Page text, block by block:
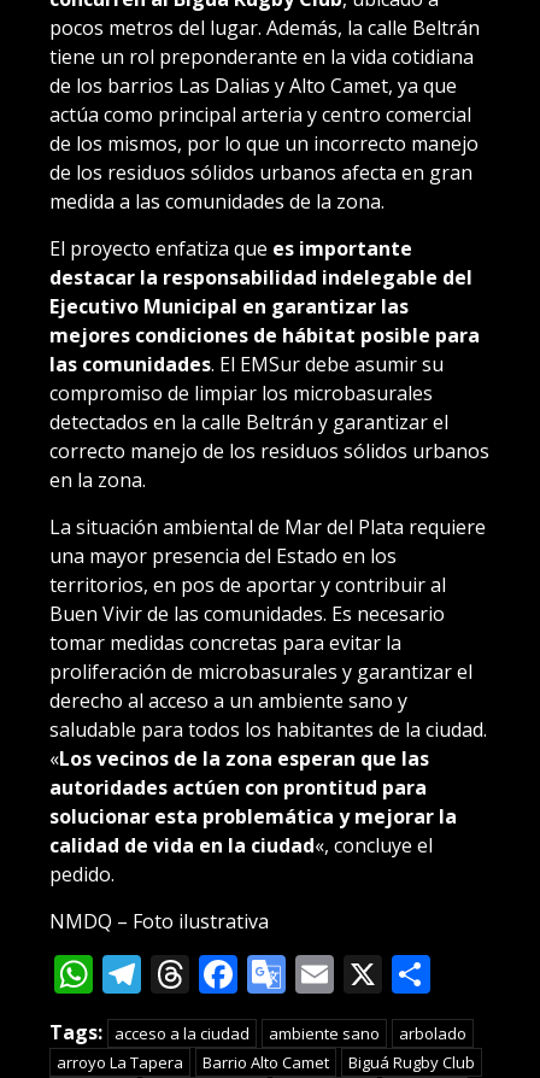
pocos metros del lugar. Además, la calle Beltrán
tiene un rol preponderante en la vida cotidiana
de los barrios Las Dalias y Alto Camet, ya que
actúa como principal arteria y centro comercial
de los mismos, por lo que un incorrecto manejo
de los residuos sólidos urbanos afecta en gran
medida a las comunidades de la zona.
El proyecto enfatiza que es importante
destacar la responsabilidad indelegable del
Ejecutivo Municipal en garantizar las
mejores condiciones de hábitat posible para
las comunidades. El EMSur debe asumir su
compromiso de limpiar los microbasurales
detectados en la calle Beltrán y garantizar el
correcto manejo de los residuos sólidos urbanos
en la zona.
La situación ambiental de Mar del Plata requiere
una mayor presencia del Estado en los
territorios, en pos de aportar y contribuir al
Buen Vivir de las comunidades. Es necesario
tomar medidas concretas para evitar la
proliferación de microbasurales y garantizar el
derecho al acceso a un ambiente sano y
saludable para todos los habitantes de la ciudad.
«Los vecinos de la zona esperan que las
autoridades actúen con prontitud para
solucionar esta problemática y mejorar la
calidad de vida en la ciudad«, concluye el
pedido.
NMDQ – Foto ilustrativa
WhatsApp
Telegram
Threads
Facebook
Google
Translate
Email
X
Tags: acceso a la ciudad ambiente sano
arbolado
arroyo La Tapera
Barrio Alto Camet
Biguá Rugby Club